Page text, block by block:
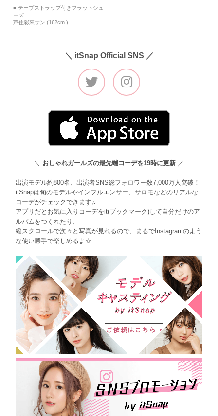
■ テープストラップ付きフラットシュ
ーズ
芦住彩來サン (162cm )
＼ itSnap Official SNS ／
＼ おしゃれガールズの最先端コーデを19時に更新 ／
出演モデル約800名、出演者SNS総フォロワー数7,000万人突破！
itSnapは旬のモデルやインフルエンサー、サロモなどのリアルな
コーデがチェックできます♫
アプリだとお気に入りコーデをit(ブックマーク)して自分だけのア
ルバムをつくれたり、
縦スクロールで次々と写真が見れるので、まるでInstagramのよう
な使い勝手で楽しめるよ☆